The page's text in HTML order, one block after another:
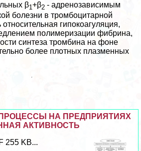
β1+β2 - адренозависимым
болезни в тромбоцитарной
гипокоагуляция,
полимеризации фибрина,
синтеза тромбина на фоне
более плотных плазменных
НА ПРЕДПРИЯТИЯХ
АКТИВНОСТЬ
255 KB...